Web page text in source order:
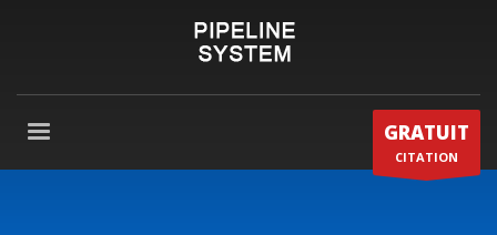
GRATUIT
CITATION